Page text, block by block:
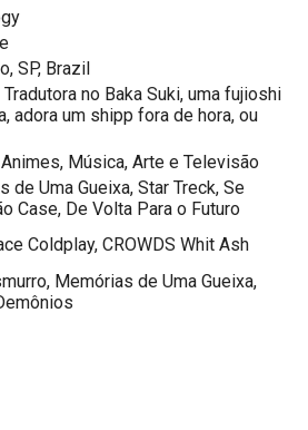
SP, Brazil
no Baka Suki, uma fujioshi
adora um shipp fora de hora, ou
Música, Arte e Televisão
de Uma Gueixa, Star Treck, Se
Case, De Volta Para o Futuro
Coldplay, CROWDS Whit Ash
Memórias de Uma Gueixa,